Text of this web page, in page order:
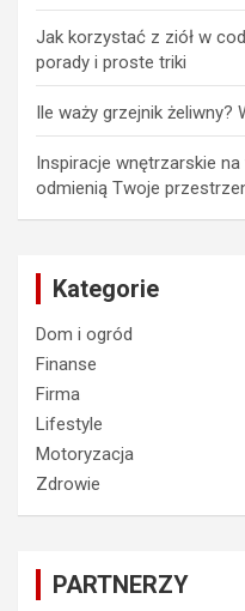
Jak korzystać z ziół w
porady i proste triki
Ile waży grzejnik
Inspiracje wnętrzarskie
odmienią Twoje
Kategorie
Dom i ogród
Finanse
Firma
Lifestyle
Motoryzacja
Zdrowie
PARTNERZY